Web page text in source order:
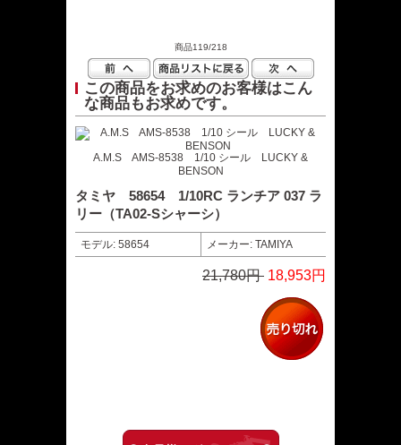
タミヤ 58654 1/10RC ランチア 037 ラ
リー（TA02-Sシャーシ）
モデル: 58654 メーカー: TAMIYA
21,780円 18,953円
商品119/218
この商品をお求めのお客様はこん
な商品もお求めです。
A.M.S AMS-8538 1/10 シール LUCKY &
BENSON